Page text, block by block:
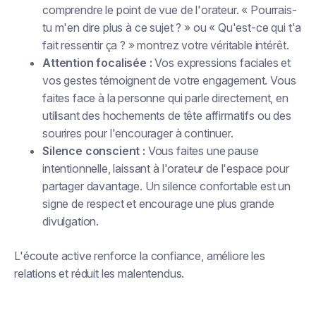
comprendre le point de vue de l'orateur. « Pourrais-
tu m'en dire plus à ce sujet ? » ou « Qu'est-ce qui t'a
fait ressentir ça ? » montrez votre véritable intérêt.
Attention focalisée : Vos expressions faciales et
vos gestes témoignent de votre engagement. Vous
faites face à la personne qui parle directement, en
utilisant des hochements de tête affirmatifs ou des
sourires pour l'encourager à continuer.
Silence conscient : Vous faites une pause
intentionnelle, laissant à l'orateur de l'espace pour
partager davantage. Un silence confortable est un
signe de respect et encourage une plus grande
divulgation.
L'écoute active renforce la confiance, améliore les
relations et réduit les malentendus.